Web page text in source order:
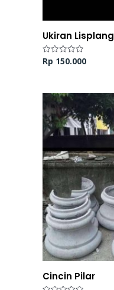
Ukiran Lisplang
Dinilai
Rp 150.000
Cincin Pilar